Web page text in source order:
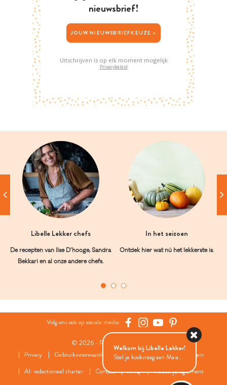
nieuwsbrief!
JOUW NIEUWSBRIEFKEUZE >
Uitschrijven is op elk moment mogelijk
Privacybeleid
Libelle Lekker chefs
De recepten van Ilse D’hooge, Sandra
Bekkari en al onze andere chefs.
In het seizoen
Ontdek hier wat nú het lekkerste is.
Volg ons ook op sociale media:
© 2026 - Roularta Media Group
Privacy
Gebruiksvoorwaarden Cookies
Cookies instellingen
AI: redactioneel charter
Contact FAQ
Wedstrijdreglement
Welkom bij Libelle Lekker!
Stel je kookvraag aan Maia...